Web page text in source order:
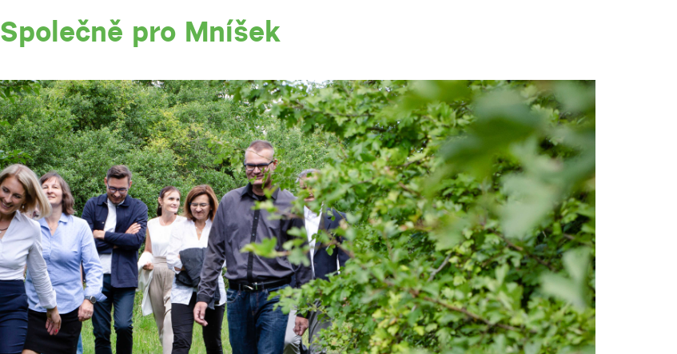
Společně pro Mníšek